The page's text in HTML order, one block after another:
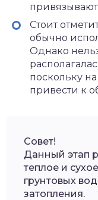
Стоит
обычно
Однако
поскольку
привести к
Совет!
Данный этап
теплое и
грунтовых
затопления.